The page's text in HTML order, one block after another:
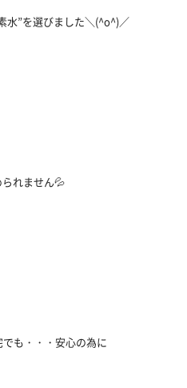
水”を選びました＼(^o^)／
れません💦
でも・・・安心の為に